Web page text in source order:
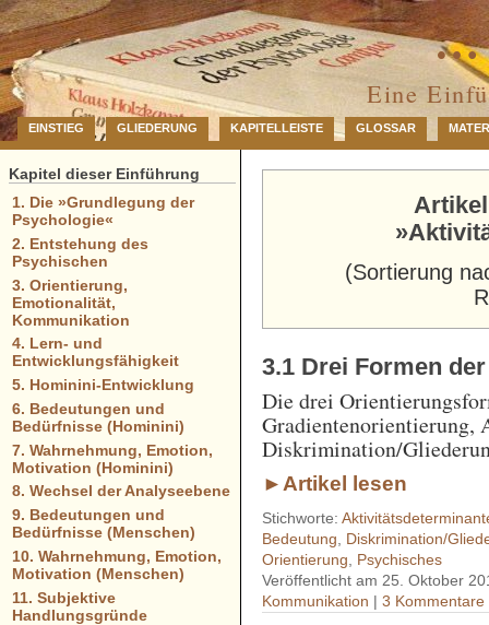
…
Eine
EINSTIEG GLIEDERUNG KAPITELLEISTE GLOSSAR
(Sortierung
3.1 Drei Formen
Die drei
Gradientenorientierung,
Diskrimination/
►Artikel lesen
Stichworte:
Bedeutung
Diskrimination/
Orientierung
Psychisches
Veröffentlicht am 25. Oktober
Kommunikation |3 Kommentare
Kapitel dieser Einführung
1. Die »Grundlegung der
Psychologie«
2. Entstehung des
Psychischen
3. Orientierung,
Emotionalität,
Kommunikation
4. Lern- und
Entwicklungsfähigkeit
5. Hominini-Entwicklung
6. Bedeutungen und
Bedürfnisse (Hominini)
7. Wahrnehmung, Emotion,
Motivation (Hominini)
8. Wechsel der Analyseebene
9. Bedeutungen und
Bedürfnisse (Menschen)
10. Wahrnehmung, Emotion,
Motivation (Menschen)
11. Subjektive
Handlungsgründe